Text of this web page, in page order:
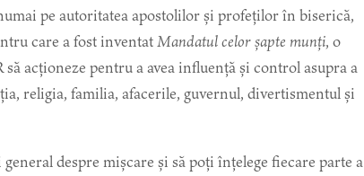
pe autoritatea apostolilor și profeților în biserică,
care a fost inventatMandatul celor șapte munți, o
acționeze pentru a avea influență și control asupra a
religia, familia, afacerile, guvernul, divertismentul și
despre mișcare și să poți înțelege fiecare parte a